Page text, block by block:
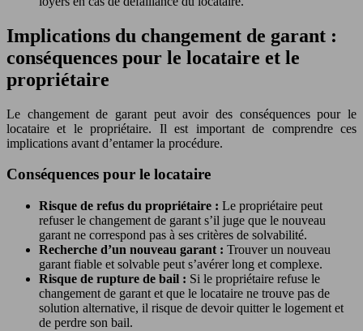
Implications du changement de garant :
conséquences pour le locataire et le
propriétaire
Le changement de garant peut avoir des conséquences pour le
locataire et le propriétaire. Il est important de comprendre ces
implications avant d’entamer la procédure.
Conséquences pour le locataire
Risque de refus du propriétaire : Le propriétaire peut
refuser le changement de garant s’il juge que le nouveau
garant ne correspond pas à ses critères de solvabilité.
Recherche d’un nouveau garant : Trouver un nouveau
garant fiable et solvable peut s’avérer long et complexe.
Risque de rupture de bail : Si le propriétaire refuse le
changement de garant et que le locataire ne trouve pas de
solution alternative, il risque de devoir quitter le logement et
de perdre son bail.